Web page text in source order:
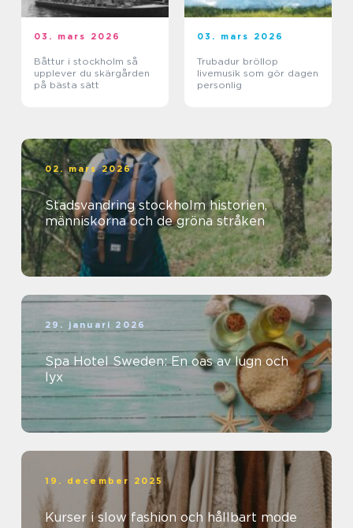
03. mars 2026
Båttur i stockholm så
upplever du skärgården
på bästa sätt
03. mars 2026
Trubadur bröllop
livemusik som gör dagen
personlig
02. mars 2026
Stadsvandring stockholm historien,
människorna och de gröna stråken
29. januari 2026
Spa Hotel Sweden: En oas av lugn och
lyx
19. december 2025
Kurser i slow fashion och hållbart mode